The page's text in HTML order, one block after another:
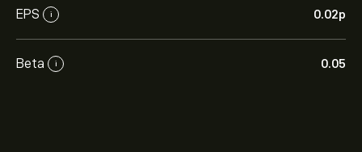
EPS i 0.02‎p‎
Beta i 0.05